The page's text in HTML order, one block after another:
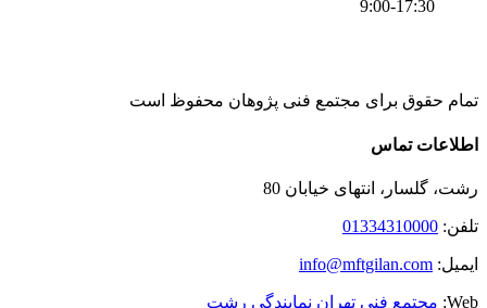
9:00-17:30
تمام حقوق برای مجتمع فنی پژوهان محفوظ است
Instagram
LinkedIn
Toggle
Bar
Area
اطلاعات تماس
رشت، گلسار، انتهای خیابان 80
تلفن: 01334310000
ایمیل: info@mftgilan.com
Web: مجتمع فنی تهران نمایندگی رشت